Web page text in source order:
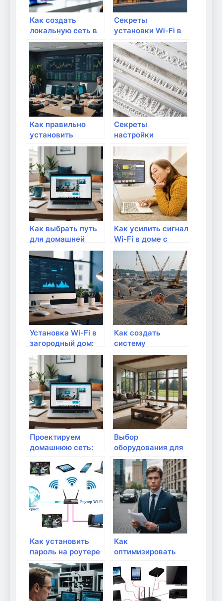
Как создать
локальную сеть в
квартире
Секреты
установки Wi-Fi в
многоквартирном
доме
Как правильно
установить
маршрутизатор в
доме
Секреты
настройки
локальной сети в
квартире
Как выбрать путь
для домашней
проводной сети
Как усилить сигнал
Wi-Fi в доме с
помощью роутера?
Установка Wi-Fi в
загородный дом:
что учесть?
Как создать
систему
мониторинга
температуры в
доме
Проектируем
домашнюю сеть:
Wi-Fi
Выбор
оборудования для
видеонаблюдения
в доме
Как установить
пароль на роутере
для защиты сети?
Как
оптимизировать
Wi-Fi сеть для
учебы?